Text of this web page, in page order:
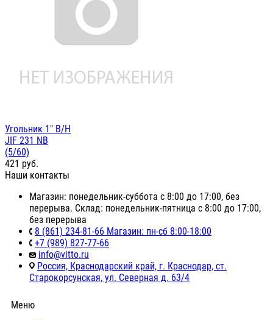
Угольник 1" В/Н
JIF 231 NB
(5/60)
421 руб.
Наши контакты
Магазин: понедельник-суббота с 8:00 до 17:00, без
перерыва. Склад: понедельник-пятница с 8:00 до 17:00,
без перерыва
8 (861) 234-81-66 Магазин: пн-сб 8:00-18:00
+7 (989) 827-77-66
info@vitto.ru
Россия, Краснодарский край, г. Краснодар, ст.
Старокорсунская, ул. Северная д. 63/4
Меню